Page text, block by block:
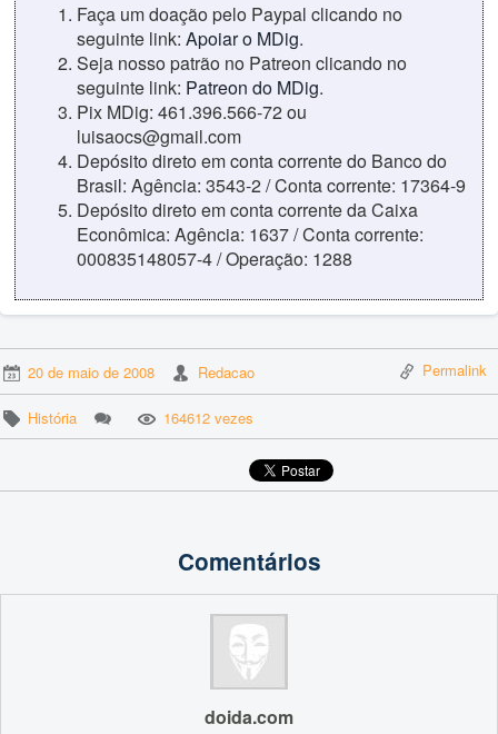
Faça um doação pelo Paypal clicando no
seguinte link: Apoiar o MDig.
Seja nosso patrão no Patreon clicando no
seguinte link: Patreon do MDig.
Pix MDig: 461.396.566-72 ou
luisaocs@gmail.com
Depósito direto em conta corrente do Banco do
Brasil: Agência: 3543-2 / Conta corrente: 17364-9
Depósito direto em conta corrente da Caixa
Econômica: Agência: 1637 / Conta corrente:
000835148057-4 / Operação: 1288
20 de maio de 2008 Redacao Permalink
História 164612 vezes
Comentários
doida.com